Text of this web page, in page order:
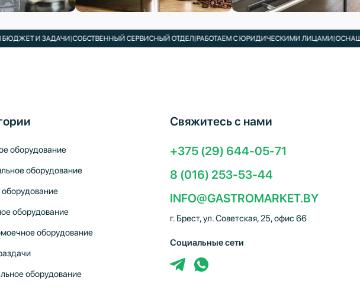
ЗАДАЧИ|СОБСТВЕННЫЙ СЕРВИСНЫЙ ОТДЕЛ|РАБОТАЕМ С ЮРИДИЧЕСКИМИ ЛИЦАМИ|ОСНАЩАЕМ
оборудование
оборудование
оборудование
оборудование
оборудование
Свяжитесь с нами
+375 (29) 644-05-71
8 (016) 253-53-44
INFO@GASTROMARKET.BY
г. Брест, ул. Советская, 25, офис 66
Социальные сети